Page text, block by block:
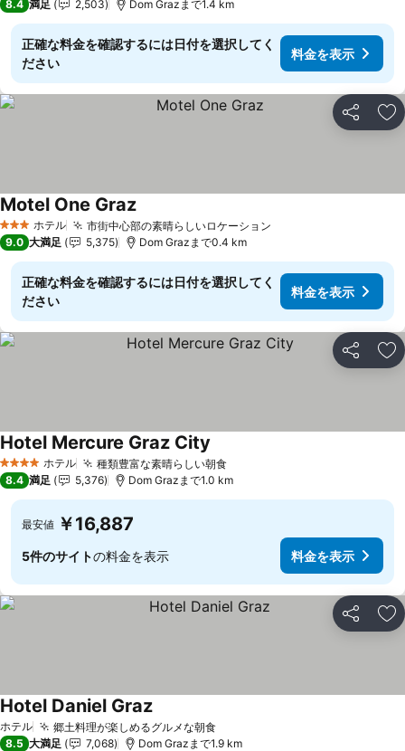
8.4 満足 2,503 Dom Grazまで1.4 km
正確な料金を確認するには日付を選択してく
ださい
料金を表示
シェア お
3 ホテルのランク
ホテル 市街中心部の素晴らしいロケーション
Motel One Graz
9.0 大満足 5,375 Dom Grazまで0.4 km
正確な料金を確認するには日付を選択してく
ださい
料金を表示
シェア お
4 ホテルのランク
ホテル 種類豊富な素晴らしい朝食
Hotel Mercure Graz City
8.4 満足 5,376 Dom Grazまで1.0 km
最安値 ￥16,887
5件のサイトの料金を表示 料金を表示
シェア お
ホテル 郷土料理が楽しめるグルメな朝食
Hotel Daniel Graz
8.5 大満足 7,068 Dom Grazまで1.9 km